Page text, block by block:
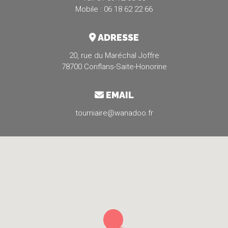
Mobile : 06 18 62 22 66
ADRESSE
20, rue du Maréchal Joffre
78700 Conflans-Saite-Honorine
EMAIL
tourniaire@wanadoo.fr